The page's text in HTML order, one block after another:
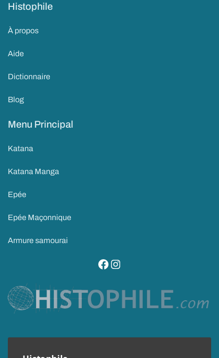
Histophile
À propos
Aide
Dictionnaire
Blog
Menu Principal
Katana
Katana Manga
Epée
Epée Maçonnique
Armure samourai
visitez notre page facebook
suivez notre compte instagram